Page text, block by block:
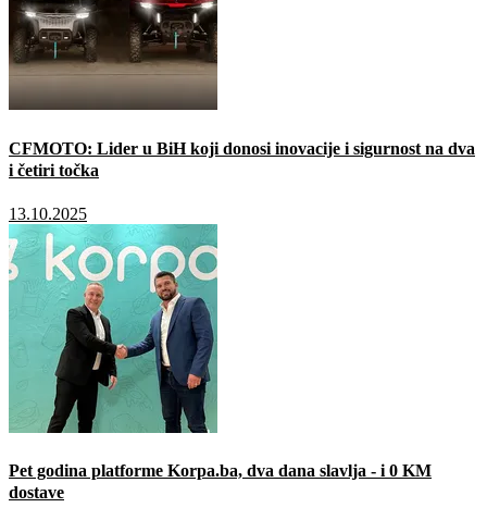
CFMOTO: Lider u BiH koji donosi inovacije i sigurnost na dva
i četiri točka
13.10.2025
Pet godina platforme Korpa.ba, dva dana slavlja - i 0 KM
dostave